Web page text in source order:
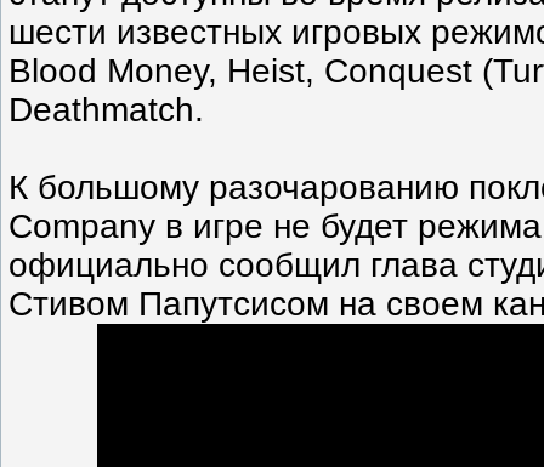
шести известных игровых
Blood Money, Heist, Conquest
Deathmatch.
К большому разочарованию
Company в игре не будет
официально сообщил глава
Стивом Папутсисом на своем